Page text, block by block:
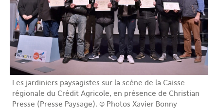
Les jardiniers paysagistes sur la scène de la Caisse
régionale du Crédit Agricole, en présence de Christian
Presse (Presse Paysage). © Photos Xavier Bonny